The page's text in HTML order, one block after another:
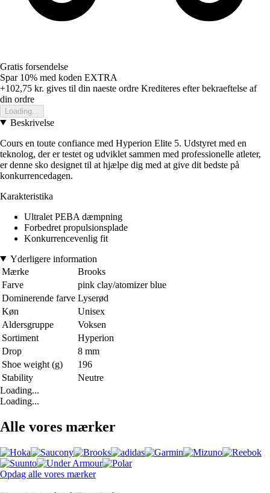
Gratis forsendelse
Spar 10% med koden EXTRA
+102,75 kr. gives til din naeste ordre Krediteres efter bekraeftelse af
din ordre
Loading...
Beskrivelse
Cours en toute confiance med Hyperion Elite 5. Udstyret med en
teknolog, der er testet og udviklet sammen med professionelle atleter,
er denne sko designet til at hjælpe dig med at give dit bedste på
konkurrencedagen.
Karakteristika
Ultralet PEBA dæmpning
Forbedret propulsionsplade
Konkurrencevenlig fit
Yderligere information
Mærke
Brooks
Farve
pink clay/atomizer blue
Dominerende farve Lyserød
Køn
Unisex
Aldersgruppe
Voksen
Sortiment
Hyperion
Drop
8 mm
Shoe weight (g)
196
Stability
Neutre
Loading...
Loading...
Alle vores mærker
Opdag alle vores mærker